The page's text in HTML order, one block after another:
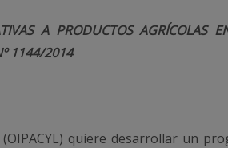
A PRODUCTOS AGRÍCOLAS
1144/2014
quiere desarrollar un